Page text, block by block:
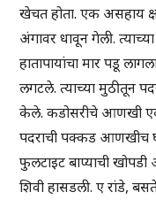
खेचत होता. एक असहाय
अंगावर धावून गेली. त्याच्या
हातापायांचा मार पडू
लगटले. त्याच्या मुठीतून
केले. कडोसरीचे आणखी एक
पदराची पक्कड आणखीच
फुलटाइट बाप्याची
शिवी हासडली. ए रांडे,